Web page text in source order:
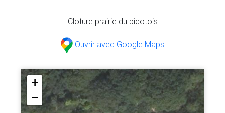
Cloture prairie du picotois
Ouvrir avec Google Maps
+
−